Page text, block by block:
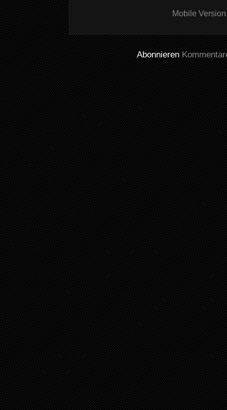
Mobile
Abonnieren